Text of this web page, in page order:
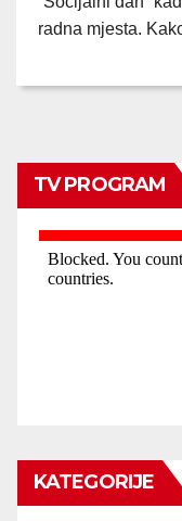
radna mjesta.
TV PROGRAM
KATEGORIJE